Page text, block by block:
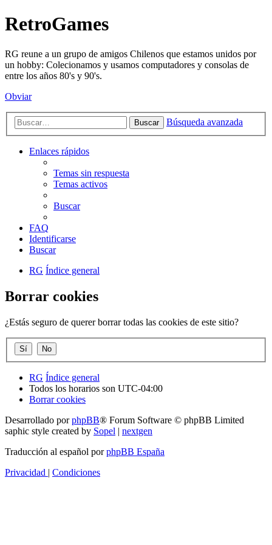
RetroGames
RG reune a un grupo de amigos Chilenos que estamos unidos por
un hobby: Colecionamos y usamos computadores y consolas de
entre los años 80's y 90's.
Obviar
Buscar Búsqueda avanzada
Enlaces rápidos
Temas sin respuesta
Temas activos
Buscar
FAQ
Identificarse
Buscar
RG Índice general
Borrar cookies
¿Estás seguro de querer borrar todas las cookies de este sitio?
RG Índice general
Todos los horarios son UTC-04:00
Borrar cookies
Desarrollado porphpBB® Forum Software © phpBB Limited
saphic style created by Sopel | nextgen
Traducción al español porphpBB España
Privacidad | Condiciones